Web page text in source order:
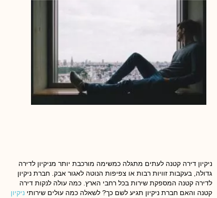
ניקיון דירה קטנה לעתים מתגלה כמשימה מורכבת יותר מניקיון לדירה
גדולה, בעקבות זוויות רבות או צפיפות הנוטה לאגור אבק. חברת ניקיון
לדירה קטנה המספקת שירות בכל רחבי הארץ. כמה עולה לנקות דירה
קטנה והאם חברת ניקיון תגיע לשם כך? לשאלה כמה עולים שירותי ניקיון